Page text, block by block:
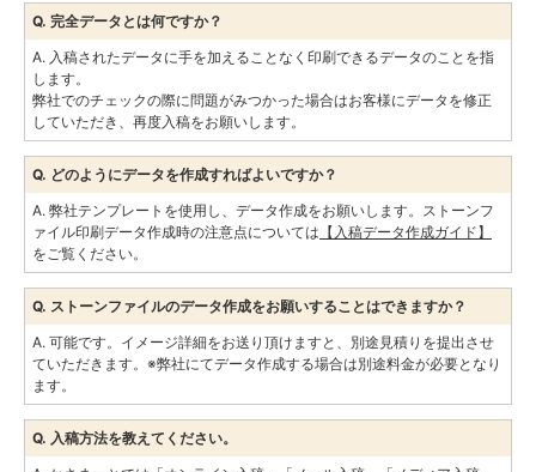
Q. 完全データとは何ですか？
A. 入稿されたデータに手を加えることなく印刷できるデータのことを指
します。
弊社でのチェックの際に問題がみつかった場合はお客様にデータを修正
していただき、再度入稿をお願いします。
Q. どのようにデータを作成すればよいですか？
A. 弊社テンプレートを使用し、データ作成をお願いします。ストーンフ
ァイル印刷データ作成時の注意点については 【入稿データ作成ガイド】
をご覧ください。
Q. ストーンファイルのデータ作成をお願いすることはできますか？
A. 可能です。イメージ詳細をお送り頂けますと、別途見積りを提出させ
ていただきます。※弊社にてデータ作成する場合は別途料金が必要となり
ます。
Q. 入稿方法を教えてください。